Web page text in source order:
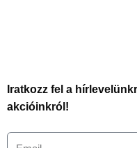
Iratkozz fel a
akcióinkról!